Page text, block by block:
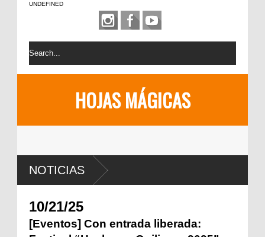
UNDEFINED
HOJAS MÁGICAS
NOTICIAS
10/21/25
[Eventos] Con entrada liberada: